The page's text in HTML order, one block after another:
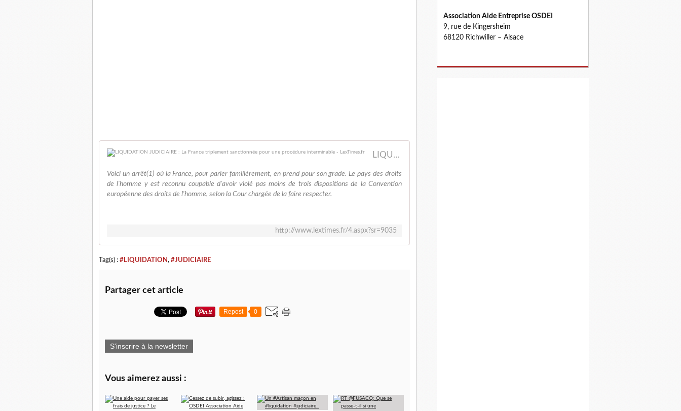
LIQUIDATION JUDICIAIRE : La France triplement sanctionnée pour une procédure interminable - LexTimes.fr
Voici un arrêt(1) où la France, pour parler familièrement, en prend pour son grade. Le pays des droits
de l'homme y est reconnu coupable d'avoir violé pas moins de trois dispositions de la Convention
européenne des droits de l'homme, selon la Cour chargée de la faire respecter.
http://www.lextimes.fr/4.aspx?sr=9035
Tag(s) : #LIQUIDATION, #JUDICIAIRE
Partager cet article
Repost 0
S'inscrire à la newsletter
Vous aimerez aussi :
Association Aide Entreprise OSDEI
9, rue de Kingersheim
68120 Richwiller – Alsace